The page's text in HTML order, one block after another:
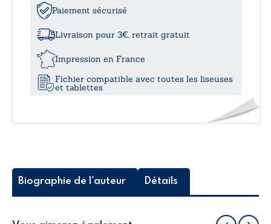
L’Alliance
Dragon
Kehtel
et
Paiement sécurisé
Livraison pour 3€, retrait gratuit
Impression en France
Fichier compatible avec toutes les liseuses
et tablettes
Biographie de l'auteur Détails